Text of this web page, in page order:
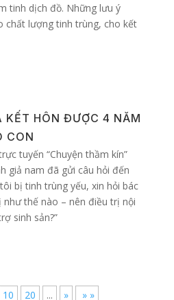
tinh dịch đồ. Những lưu ý
chất lượng tinh trùng, cho kết
HÔN ĐƯỢC 4 NĂM
CON
tuyến “Chuyện thầm kín”
giả nam đã gửi câu hỏi đến
bị tinh trùng yếu, xin hỏi bác
thế nào – nên điều trị nội
sinh sản?”
10 20 ... » » »